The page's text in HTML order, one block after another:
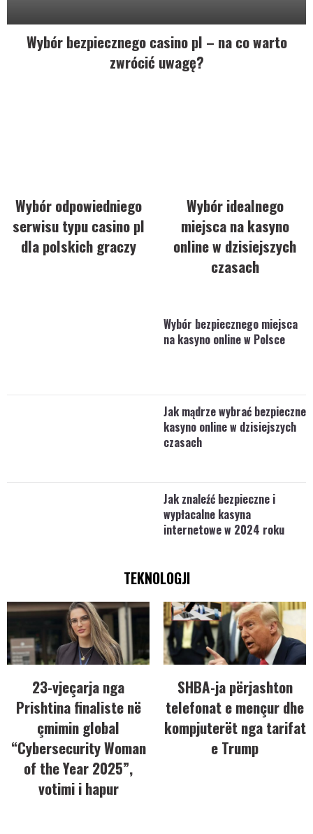
Wybór bezpiecznego casino pl – na co warto
zwrócić uwagę?
Wybór odpowiedniego
serwisu typu casino pl
dla polskich graczy
Wybór idealnego
miejsca na kasyno
online w dzisiejszych
czasach
Wybór bezpiecznego miejsca
na kasyno online w Polsce
Jak mądrze wybrać bezpieczne
kasyno online w dzisiejszych
czasach
Jak znaleźć bezpieczne i
wypłacalne kasyna
internetowe w 2024 roku
TEKNOLOGJI
23-vjeçarja nga
Prishtina finaliste në
çmimin global
“Cybersecurity Woman
of the Year 2025”,
votimi i hapur
SHBA-ja përjashton
telefonat e mençur dhe
kompjuterët nga tarifat
e Trump